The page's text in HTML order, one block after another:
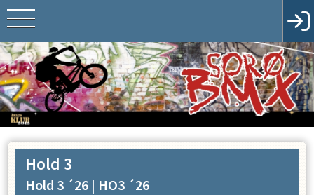
Hold 3
Hold 3 ´26 | HO3 ´26